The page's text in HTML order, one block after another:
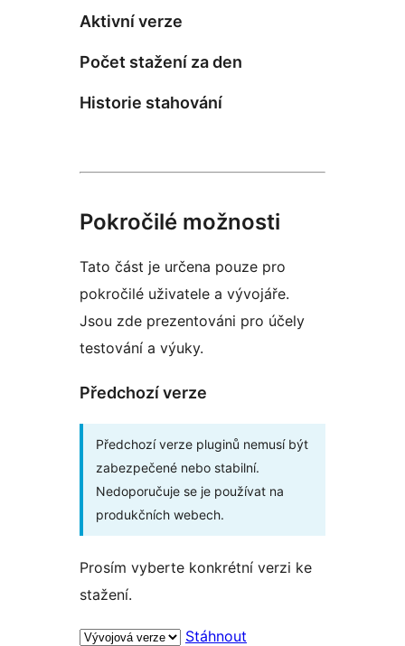
Aktivní verze
Počet stažení za den
Historie stahování
Pokročilé možnosti
Tato část je určena pouze pro
pokročilé uživatele a vývojáře.
Jsou zde prezentováni pro účely
testování a výuky.
Předchozí verze
Předchozí verze pluginů nemusí být
zabezpečené nebo stabilní.
Nedoporučuje se je používat na
produkčních webech.
Prosím vyberte konkrétní verzi ke
stažení.
Stáhnout